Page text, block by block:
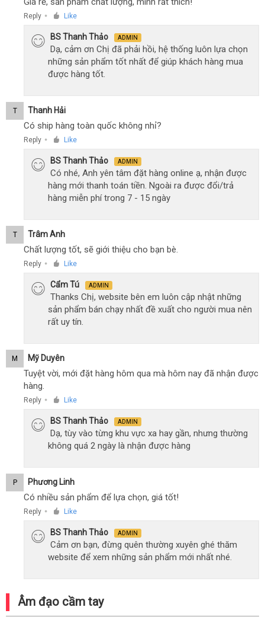
Reply ● Like
BS Thanh Thảo ADMIN
Dạ, cảm ơn Chị đã phải hồi, hệ thống luôn lựa chọn
những sản phẩm tốt nhất để giúp khách hàng mua
được hàng tốt.
T Thanh Hải
Có ship hàng toàn quốc không nhỉ?
Reply ● Like
BS Thanh Thảo ADMIN
Có nhé, Anh yên tâm đặt hàng online ạ, nhận được
hàng mới thanh toán tiền. Ngoài ra được đổi/trả
hàng miễn phí trong 7 - 15 ngày
T Trâm Anh
Chất lượng tốt, sẽ giới thiệu cho bạn bè.
Reply ● Like
Cẩm Tú ADMIN
Thanks Chị, website bên em luôn cập nhật những
sản phẩm bán chạy nhất đề xuất cho người mua nên
rất uy tín.
M Mỹ Duyên
Tuyệt vời, mới đặt hàng hôm qua mà hôm nay đã nhận được
hàng.
Reply ● Like
BS Thanh Thảo ADMIN
Dạ, tùy vào từng khu vực xa hay gần, nhưng thường
không quá 2 ngày là nhận được hàng
P Phương Linh
Có nhiều sản phẩm để lựa chọn, giá tốt!
Reply ● Like
BS Thanh Thảo ADMIN
Cảm ơn bạn, đừng quên thường xuyên ghé thăm
website để xem những sản phẩm mới nhất nhé.
Âm đạo cầm tay